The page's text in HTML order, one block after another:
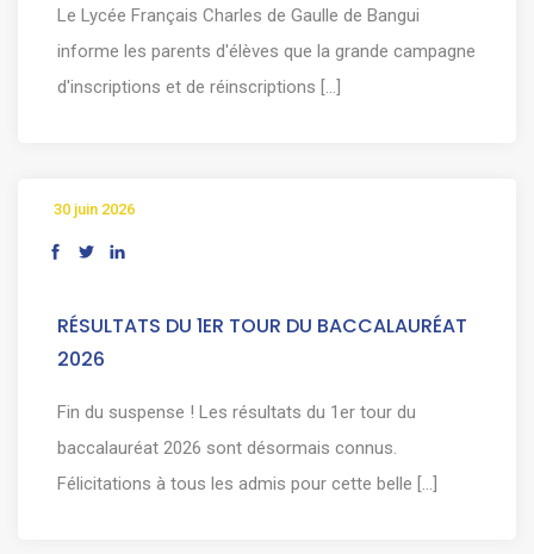
Le Lycée Français Charles de Gaulle de Bangui
informe les parents d'élèves que la grande campagne
d'inscriptions et de réinscriptions [...]
30 juin 2026
RÉSULTATS DU 1ER TOUR DU BACCALAURÉAT
2026
Fin du suspense ! Les résultats du 1er tour du
baccalauréat 2026 sont désormais connus.
Félicitations à tous les admis pour cette belle [...]